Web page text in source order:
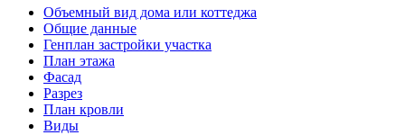
Объемный вид дома или коттеджа
Общие данные
Генплан застройки участка
План этажа
Фасад
Разрез
План кровли
Виды